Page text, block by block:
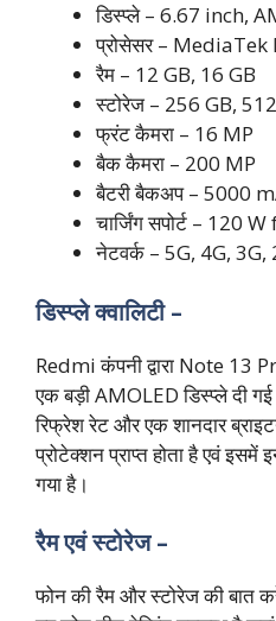
डिस्प्ले – 6.67 inch,
प्रोसेसर –
रैम – 12 GB, 16 GB
स्टोरेज – 256 GB,
फ्रंट कैमरा – 16 MP
बैक कैमरा – 200 MP
बैटरी बैकअप – 5000
चार्जिंग सपोर्ट – 120
नेटवर्क – 5G, 4G, 3G,
डिस्प्ले क्वालिटी –
Redmi कंपनी द्वारा Note 13
एक बड़ी AMOLED डिस्प्ले दी
रिफ्रेश रेट और एक शानदार
प्रोटेक्शन प्राप्त होता है एवं इसमें
गया है।
रैम एवं स्टोरेज –
फोन की रैम और स्टोरेज की बात